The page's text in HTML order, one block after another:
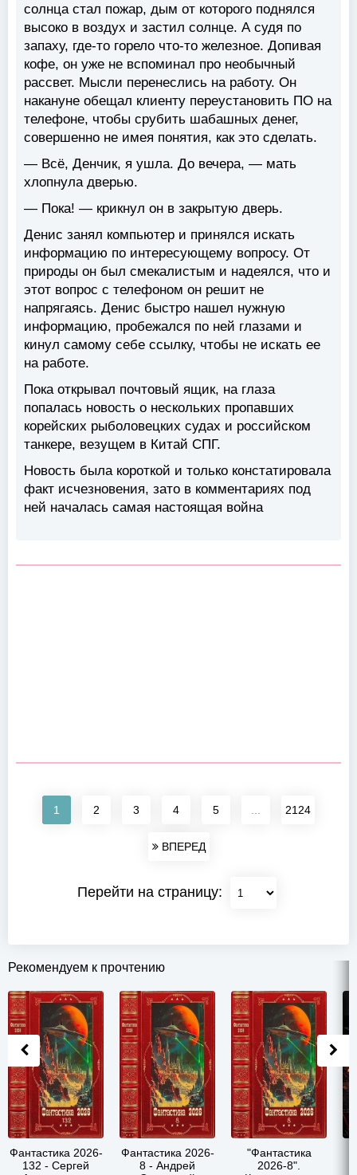
солнца стал пожар, дым от которого поднялся
высоко в воздух и застил солнце. А судя по
запаху, где-то горело что-то железное. Допивая
кофе, он уже не вспоминал про необычный
рассвет. Мысли перенеслись на работу. Он
накануне обещал клиенту переустановить ПО на
телефоне, чтобы срубить шабашных денег,
совершенно не имея понятия, как это сделать.
— Всё, Денчик, я ушла. До вечера, — мать
хлопнула дверью.
— Пока! — крикнул он в закрытую дверь.
Денис занял компьютер и принялся искать
информацию по интересующему вопросу. От
природы он был смекалистым и надеялся, что и
этот вопрос с телефоном он решит не
напрягаясь. Денис быстро нашел нужную
информацию, пробежался по ней глазами и
кинул самому себе ссылку, чтобы не искать ее
на работе.
Пока открывал почтовый ящик, на глаза
попалась новость о нескольких пропавших
корейских рыболовецких судах и российском
танкере, везущем в Китай СПГ.
Новость была короткой и только констатировала
факт исчезновения, зато в комментариях под
ней началась самая настоящая война
1 2 3 4 5 ... 2124
ВПЕРЕД
Перейти на страницу:
Рекомендуем к прочтению
Фантастика 2026-
132 - Сергей
Фантастика 2026-
8 - Андрей
"Фантастика
2026-8".